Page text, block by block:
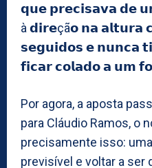
𝗾𝘂𝗲 𝗽𝗿𝗲𝗰𝗶𝘀𝗮𝘃𝗮 𝗱𝗲
à 𝗱𝗶𝗿𝗲çã𝗼 𝗻𝗮 𝗮𝗹𝘁𝘂𝗿𝗮
𝘀𝗲𝗴𝘂𝗶𝗱𝗼𝘀 𝗲 𝗻𝘂𝗻𝗰𝗮
𝗳𝗶𝗰𝗮𝗿 𝗰𝗼𝗹𝗮𝗱𝗼 𝗮 𝘂𝗺
Por agora, a aposta
para Cláudio Ramos, o
precisamente isso:
previsível e voltar a ser